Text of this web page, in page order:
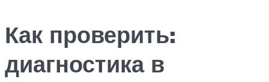
Как проверить:
диагностика в